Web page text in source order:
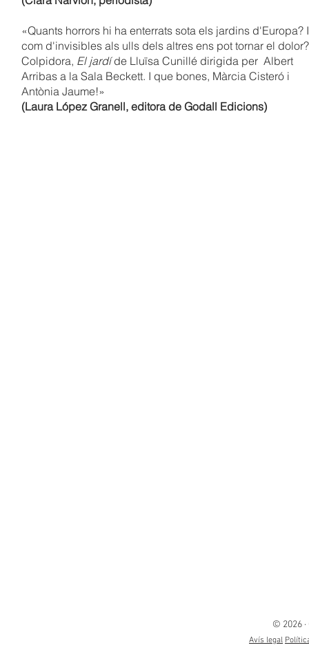
«Quants horrors hi ha enterrats sota els jardins d'Europa? I
com d'invisibles als ulls dels altres ens pot tornar el dolor?
Colpidora, El jardíde Lluïsa Cunillé dirigida per Albert
Arribas a la Sala Beckett. I que bones, Màrcia Cisteró i
Antònia Jaume!»
(Laura López Granell, editora de Godall Edicions)
© 2026
Avís legal